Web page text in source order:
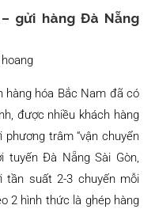
gửi hàng Đà Nẵng
hàng hóa Bắc Nam đã có
được nhiều khách hàng
trâm “vận chuyển
tuyến Đà Nẵng Sài Gòn,
tần suất 2-3 chuyến mỗi
2 hình thức là ghép hàng